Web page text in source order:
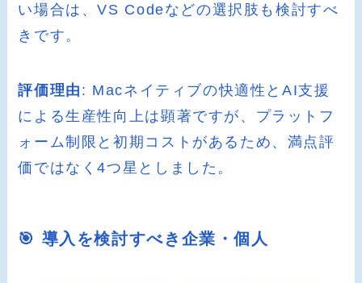
い場合は、VS Codeなどの選択肢も検討すべ
きです。
評価理由 : Macネイティブの快適性とAI支援
による生産性向上は顕著ですが、プラットフ
ォーム制限と初期コストがあるため、満点評
価ではなく4つ星としました。
🎯 導入を検討すべき企業・個人